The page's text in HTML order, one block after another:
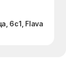
6с1, Flava